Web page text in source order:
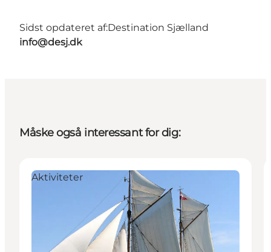
Sidst opdateret af:Destination Sjælland
info@desj.dk
Måske også interessant for dig:
Aktiviteter